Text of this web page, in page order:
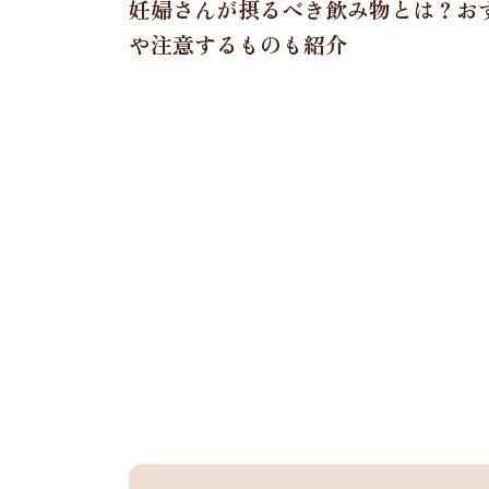
妊婦さんが摂るべき飲み物とは？お
や注意するものも紹介